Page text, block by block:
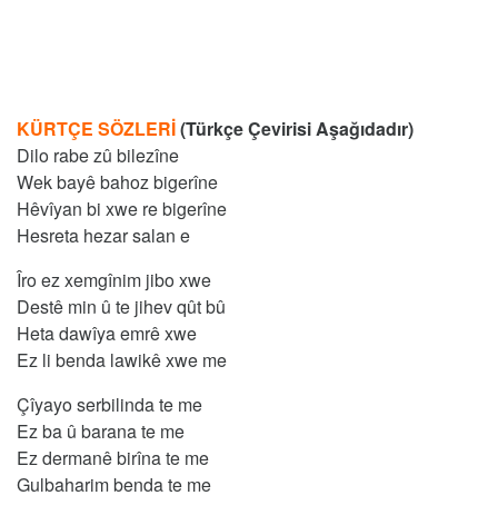
KÜRTÇE SÖZLERİ(Türkçe Çevirisi Aşağıdadır)
Dilo rabe zû bilezîne
Wek bayê bahoz bigerîne
Hêvîyan bi xwe re bigerîne
Hesreta hezar salan e
Îro ez xemgînim jibo xwe
Destê min û te jihev qût bû
Heta dawîya emrê xwe
Ez li benda lawikê xwe me
Çîyayo serbilinda te me
Ez ba û barana te me
Ez dermanê birîna te me
Gulbaharim benda te me